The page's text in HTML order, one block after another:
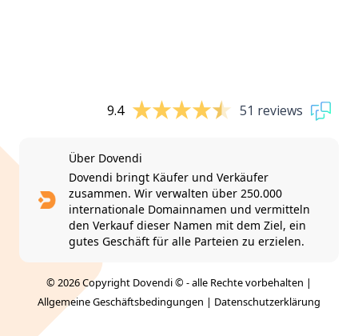
9.4 51 reviews
Über Dovendi
Dovendi bringt Käufer und Verkäufer
zusammen. Wir verwalten über 250.000
internationale Domainnamen und vermitteln
den Verkauf dieser Namen mit dem Ziel, ein
gutes Geschäft für alle Parteien zu erzielen.
© 2026 Copyright Dovendi © - alle Rechte vorbehalten |
Allgemeine Geschäftsbedingungen | Datenschutzerklärung